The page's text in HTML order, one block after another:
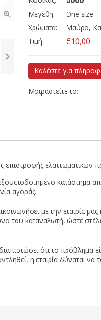
Μεγέθη:
One size
Χρώματα:
Μαύρο,
Τιμή:
€10,00
Καλέστε για
Μοιραστείτε το:
ελαττωματικών
κατάστημα
αγοράς.
με την εταιρία
του καταναλωτή, ώστε
ότι το πρόβλημα
η εταιρία δύναται να